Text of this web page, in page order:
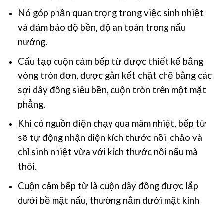
Nó góp phần quan trọng trong việc sinh nhiệt
và đảm bảo độ bền, độ an toàn trong nấu
nướng.
Cấu tạọ cuộn cảm bếp từ được thiết kế bằng
vòng tròn đơn, được gắn kết chặt chẽ bằng các
sợi dây đồng siêu bền, cuộn tròn trên một mặt
phẳng.
Khi có nguồn điện chạy qua mâm nhiệt, bếp từ
sẽ tự động nhận diện kích thước nồi, chảo và
chỉ sinh nhiệt vừa với kích thước nồi nấu mà
thôi.
Cuộn cảm bếp từ là cuộn dây đồng được lắp
dưới bề mặt nấu, thường nằm dưới mặt kính